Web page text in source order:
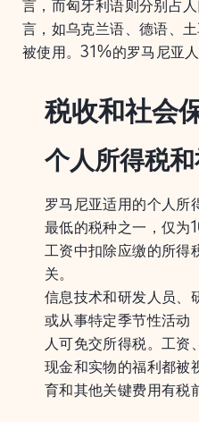
言，而匈牙利语则分别占
言，如乌克兰语、德语、
被使用。31%的罗马尼亚
税收和社会
个人所得税
罗马尼亚适用的个人所
最低的税种之一，仅为
工资中扣除应缴的所得
关。
信息技术和研发人员、
或从事特定季节性活动
人可免交所得税。工资
现金和实物的福利都被
育和其他关键费用有税